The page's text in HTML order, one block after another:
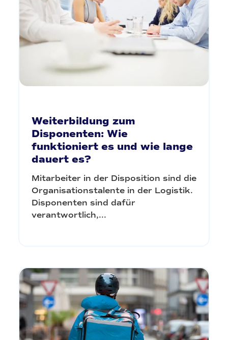
Weiterbildung zum
Disponenten: Wie
funktioniert es und wie lange
dauert es?
Mitarbeiter in der Disposition sind die
Organisationstalente in der Logistik.
Disponenten sind dafür
verantwortlich,...